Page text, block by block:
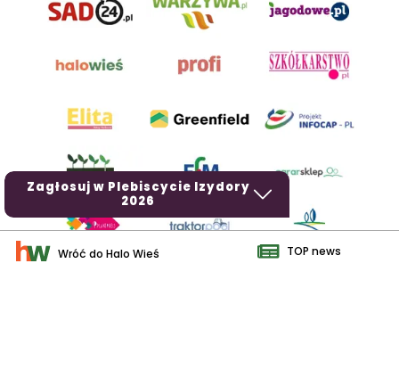
Zagłosuj w Plebiscycie Izydory
2026
Wróć do Halo Wieś TOP news